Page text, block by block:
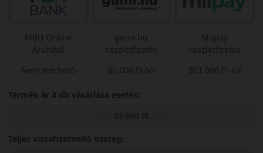
MBH Online
Áruhitel
Nem elérhető
gumi.hu
részletfizetés
80 000 Ft-tól
Milpay
részletfizetés
501 000 Ft-tól
Termék ár 4 db vásárlása esetén:
89 960 Ft
Teljes viszafizetendő összeg: